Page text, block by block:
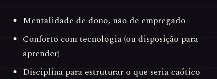
Mentalidade de dono, não de empregado
Conforto com tecnologia (ou disposição para
aprender)
Disciplina para estruturar o que seria caótico